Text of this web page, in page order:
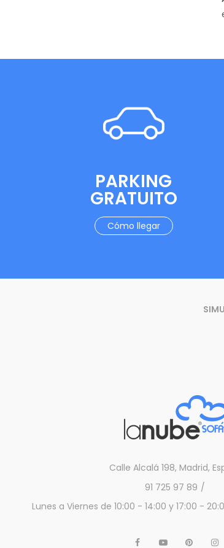
PARKING
GRATUITO
Cómo llegar
Calle Alcalá 198, Madrid,
91 725 97 89
Lunes a Viernes de 10:00 - 14:00 y 17:00 -